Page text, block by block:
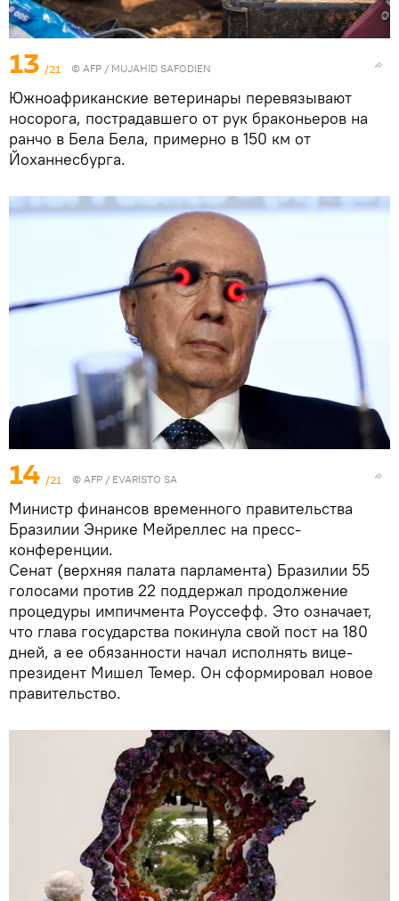
13 /21 © AFP / MUJAHID SAFODIEN
Южноафриканские ветеринары перевязывают
носорога, пострадавшего от рук браконьеров на
ранчо в Бела Бела, примерно в 150 км от
Йоханнесбурга.
14 /21 © AFP / EVARISTO SA
Министр финансов временного правительства
Бразилии Энрике Мейреллес на пресс-
конференции.
Сенат (верхняя палата парламента) Бразилии 55
голосами против 22 поддержал продолжение
процедуры импичмента Роуссефф. Это означает,
что глава государства покинула свой пост на 180
дней, а ее обязанности начал исполнять вице-
президент Мишел Темер. Он сформировал новое
правительство.